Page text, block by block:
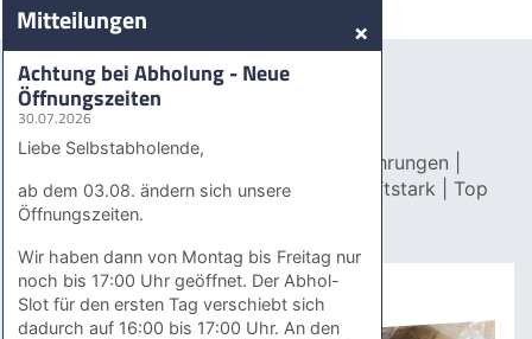
Digitaldruck Magnetfolien
Magnetfolien
Magnetische Folien in zahlreichen Ausführungen |
farbig, geschnitten, gestanzt, extrem haftstark | Top
Qualität & Top Preise
MAGNETFOLIE
Mitteilungen ×
Achtung bei Abholung - Neue
Öffnungszeiten
30.07.2026
Liebe Selbstabholende,
ab dem 03.08. ändern sich unsere
Öffnungszeiten.
Wir haben dann von Montag bis Freitag nur
noch bis 17:00 Uhr geöffnet. Der Abhol-
Slot für den ersten Tag verschiebt sich
dadurch auf 16:00 bis 17:00 Uhr. An den